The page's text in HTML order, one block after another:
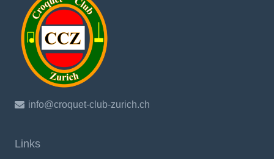
info@croquet-club-zurich.ch
Links